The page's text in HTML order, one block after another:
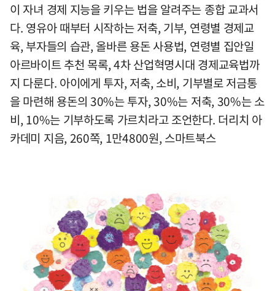
이 자녀 경제 지능을 키우는 법을 알려주는 종합 교과서
다. 영유아 때부터 시작하는 저축, 기부, 연령별 경제교
육, 부자들의 습관, 올바른 용돈 사용법, 연령별 집안일
아르바이트 추천 목록, 4차 산업혁명시대 경제교육법까
지 다룬다. 아이에게 투자, 저축, 소비, 기부별로 저금통
을 마련해 용돈의 30%는 투자, 30%는 저축, 30%는 소
비, 10%는 기부하도록 가르치라고 조언한다. 더리치 아
카데미 지음, 260쪽, 1만4800원, 스마트북스